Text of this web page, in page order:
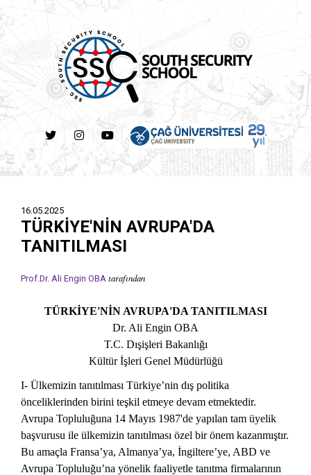
16.05.2025
TÜRKİYE'NİN AVRUPA'DA
TANITILMASI
Prof.Dr. Ali Engin OBA tarafından
TÜRKİYE'NİN AVRUPA'DA TANITILMASI
Dr. Ali Engin OBA
T.C. Dışişleri Bakanlığı
Kültür İşleri Genel Müdürlüğü
I- Ülkemizin tanıtılması Türkiye’nin dış politika
önceliklerinden birini teşkil etmeye devam etmektedir.
Avrupa Topluluğuna 14 Mayıs 1987'de yapılan tam üyelik
başvurusu ile ülkemizin tanıtılması özel bir önem kazanmıştır.
Bu amaçla Fransa’ya, Almanya’ya, İngiltere’ye, ABD ve
Avrupa Topluluğu’na yönelik faaliyetle tanıtma firmalarının